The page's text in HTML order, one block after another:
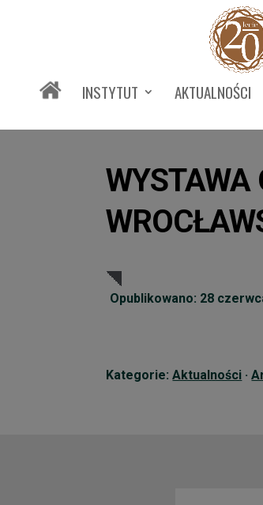
INSTYTUT AKTUALNOŚCI
WYSTAWA
Opublikowano: 28
Kategorie:Aktualności ·